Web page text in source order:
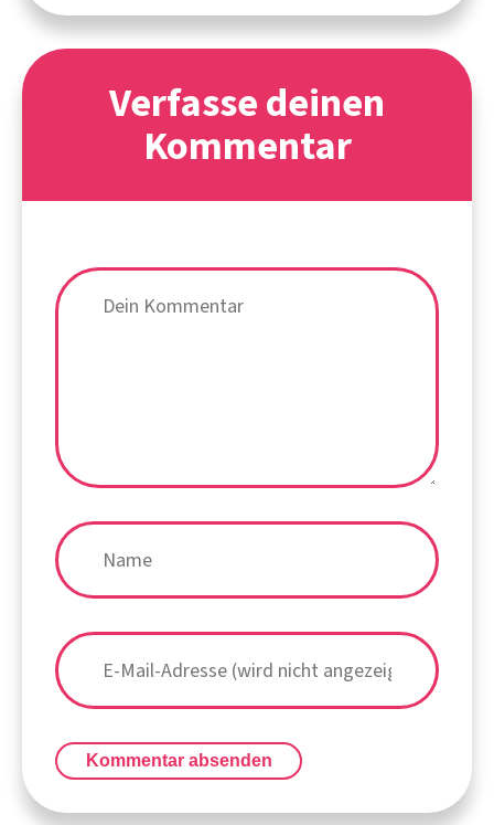
Verfasse deinen
Kommentar
Kommentar absenden